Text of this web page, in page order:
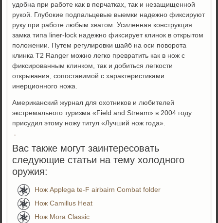
удобна при работе как в перчатках, так и незащищенной
рукой. Глубокие подпальцевые выемки надежно фиксируют
руку при работе любым хватом. Усиленная конструкция
замка типа liner-lock надежно фиксирует клинок в открытом
положении. Путем регулировки шайб на оси поворота
клинка Т2 Ranger можно легко превратить как в нож с
фиксированным клинком, так и добиться легкости
открывания, сопоставимой с характеристиками
инерционного ножа.
Американский журнал для охотников и любителей
экстремального туризма «Field and Stream» в 2004 году
присудил этому ножу титул «Лучший нож года».
Вас также могут заинтересовать
следующие статьи на тему холодного
оружия:
Нож Applega te-F airbairn Combat folder
Нож Camillus Heat
Нож Mora Classic